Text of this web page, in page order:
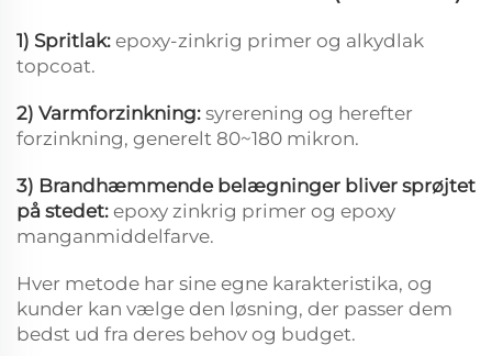
1) Spritlak: epoxy-zinkrig primer og alkydlak
topcoat.
2) Varmforzinkning: syrerening og herefter
forzinkning, generelt 80~180 mikron.
3) Brandhæmmende belægninger bliver sprøjtet
på stedet: epoxy zinkrig primer og epoxy
manganmiddelfarve.
Hver metode har sine egne karakteristika, og
kunder kan vælge den løsning, der passer dem
bedst ud fra deres behov og budget.